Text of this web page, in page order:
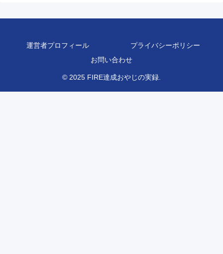
運営者プロフィール
プライバシーポリシー
お問い合わせ
© 2025 FIRE達成おやじの実録.